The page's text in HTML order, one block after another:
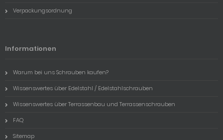
Verpackungsordnung
Informationen
Warum bei uns Schrauben kaufen?
Wissenswertes über Edelstahl / Edelstahlschrauben
Wissenswertes über Terrassenbau und Terrassenschrauben
FAQ
Sitemap